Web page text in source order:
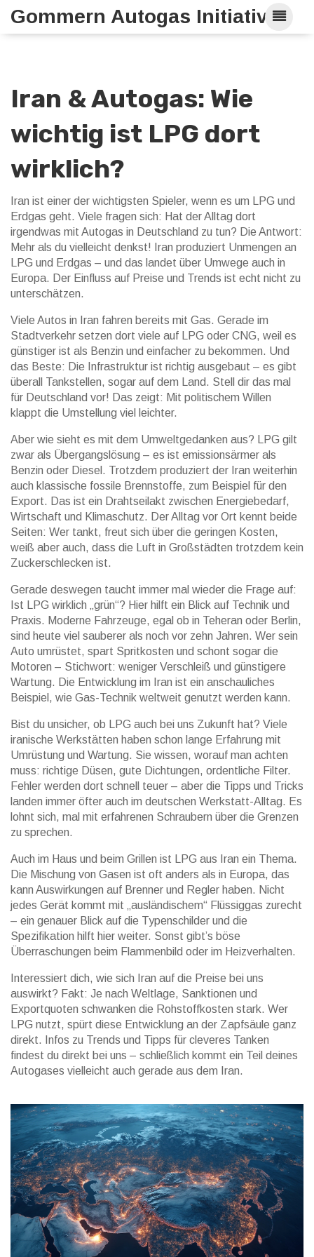
Gommern Autogas Initiative
Iran & Autogas: Wie
wichtig ist LPG dort
wirklich?
Iran ist einer der wichtigsten Spieler, wenn es um LPG und
Erdgas geht. Viele fragen sich: Hat der Alltag dort
irgendwas mit Autogas in Deutschland zu tun? Die Antwort:
Mehr als du vielleicht denkst! Iran produziert Unmengen an
LPG und Erdgas – und das landet über Umwege auch in
Europa. Der Einfluss auf Preise und Trends ist echt nicht zu
unterschätzen.
Viele Autos in Iran fahren bereits mit Gas. Gerade im
Stadtverkehr setzen dort viele auf LPG oder CNG, weil es
günstiger ist als Benzin und einfacher zu bekommen. Und
das Beste: Die Infrastruktur ist richtig ausgebaut – es gibt
überall Tankstellen, sogar auf dem Land. Stell dir das mal
für Deutschland vor! Das zeigt: Mit politischem Willen
klappt die Umstellung viel leichter.
Aber wie sieht es mit dem Umweltgedanken aus? LPG gilt
zwar als Übergangslösung – es ist emissionsärmer als
Benzin oder Diesel. Trotzdem produziert der Iran weiterhin
auch klassische fossile Brennstoffe, zum Beispiel für den
Export. Das ist ein Drahtseilakt zwischen Energiebedarf,
Wirtschaft und Klimaschutz. Der Alltag vor Ort kennt beide
Seiten: Wer tankt, freut sich über die geringen Kosten,
weiß aber auch, dass die Luft in Großstädten trotzdem kein
Zuckerschlecken ist.
Gerade deswegen taucht immer mal wieder die Frage auf:
Ist LPG wirklich „grün“? Hier hilft ein Blick auf Technik und
Praxis. Moderne Fahrzeuge, egal ob in Teheran oder Berlin,
sind heute viel sauberer als noch vor zehn Jahren. Wer sein
Auto umrüstet, spart Spritkosten und schont sogar die
Motoren – Stichwort: weniger Verschleiß und günstigere
Wartung. Die Entwicklung im Iran ist ein anschauliches
Beispiel, wie Gas-Technik weltweit genutzt werden kann.
Bist du unsicher, ob LPG auch bei uns Zukunft hat? Viele
iranische Werkstätten haben schon lange Erfahrung mit
Umrüstung und Wartung. Sie wissen, worauf man achten
muss: richtige Düsen, gute Dichtungen, ordentliche Filter.
Fehler werden dort schnell teuer – aber die Tipps und Tricks
landen immer öfter auch im deutschen Werkstatt-Alltag. Es
lohnt sich, mal mit erfahrenen Schraubern über die Grenzen
zu sprechen.
Auch im Haus und beim Grillen ist LPG aus Iran ein Thema.
Die Mischung von Gasen ist oft anders als in Europa, das
kann Auswirkungen auf Brenner und Regler haben. Nicht
jedes Gerät kommt mit „ausländischem“ Flüssiggas zurecht
– ein genauer Blick auf die Typenschilder und die
Spezifikation hilft hier weiter. Sonst gibt’s böse
Überraschungen beim Flammenbild oder im Heizverhalten.
Interessiert dich, wie sich Iran auf die Preise bei uns
auswirkt? Fakt: Je nach Weltlage, Sanktionen und
Exportquoten schwanken die Rohstoffkosten stark. Wer
LPG nutzt, spürt diese Entwicklung an der Zapfsäule ganz
direkt. Infos zu Trends und Tipps für cleveres Tanken
findest du direkt bei uns – schließlich kommt ein Teil deines
Autogases vielleicht auch gerade aus dem Iran.